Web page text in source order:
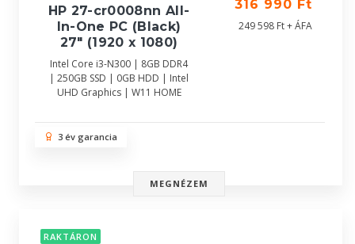
HP 27-cr0008nn All-
In-One PC (Black)
27" (1920 x 1080)
Intel Core i3-N300 | 8GB DDR4
| 250GB SSD | 0GB HDD | Intel
UHD Graphics | W11 HOME
316 990 Ft
249 598 Ft + ÁFA
3 év garancia
MEGNÉZEM
RAKTÁRON